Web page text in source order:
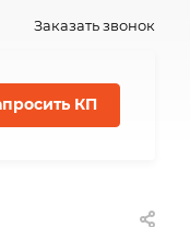
Заказать звонок
КП